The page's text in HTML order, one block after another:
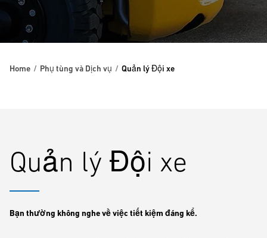
Home Phụ tùng và Dịch vụ Quản lý Đội xe
Quản lý Đội xe
Bạn thường không nghe về việc tiết kiệm đáng kể.